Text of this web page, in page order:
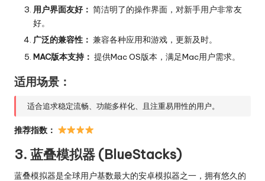
用户界面友好： 简洁明了的操作界面，对新手用户非常友
好。
广泛的兼容性： 兼容各种应用和游戏，更新及时。
MAC版本支持： 提供Mac OS版本，满足Mac用户需求。
适用场景：
适合追求稳定流畅、功能多样化、且注重易用性的用户。
推荐指数：
3. 蓝叠模拟器 (BlueStacks)
蓝叠模拟器是全球用户基数最大的安卓模拟器之一，拥有悠久的